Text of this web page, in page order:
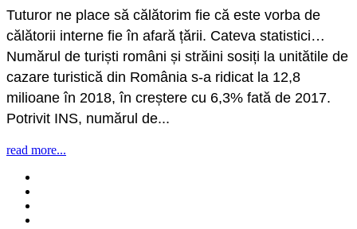
Tuturor ne place să călătorim fie că este vorba de
călătorii interne fie în afară țării. Cateva statistici…
Numărul de turiști români și străini sosiți la unitătile de
cazare turistică din România s-a ridicat la 12,8
milioane în 2018, în creștere cu 6,3% fată de 2017.
Potrivit INS, numărul de...
read more...